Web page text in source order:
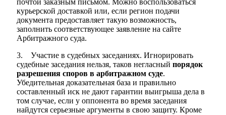
курьерской доставкой или, если регион подачи
документа предоставляет такую возможность,
заполнить соответствующее заявление на сайте
Арбитражного суда.
3. Участие в судебных заседаниях. Игнорировать
судебные заседания нельзя, таков негласный порядок
разрешения споров в арбитражном суде.
Убедительная доказательная база и правильно
составленный иск не дают гарантии выигрыша дела в
том случае, если у оппонента во время заседания
найдутся серьезные аргументы в свою защиту. Кроме